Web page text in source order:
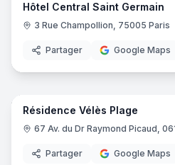
Hôtel Central Saint Germain
3 Rue Champollion, 75005 Paris
Partager Google Maps
Résidence Vélès Plage
67 Av. du Dr Raymond Picaud,
Partager Google Maps